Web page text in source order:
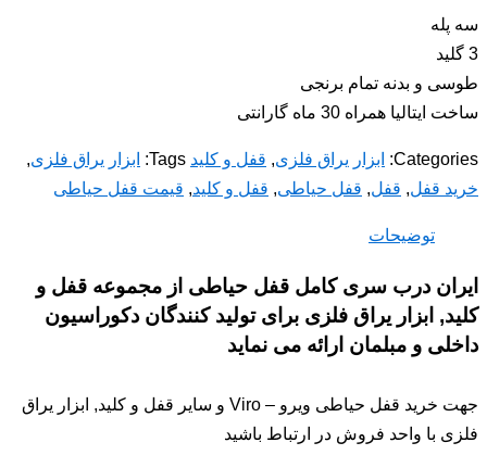
سه پله
3 گلید
طوسی و بدنه تمام برنجی
ساخت ایتالیا همراه 30 ماه گارانتی
Categories: ابزار یراق فلزی, قفل و کلید Tags: ابزار یراق فلزی,
خرید قفل, قفل, قفل حیاطی, قفل و کلید, قیمت قفل حیاطی
توضیحات
ایران درب سری کامل قفل حیاطی از مجموعه قفل و
کلید, ابزار یراق فلزی برای تولید کنندگان دکوراسیون
داخلی و مبلمان ارائه می نماید
جهت خرید قفل حیاطی ویرو – Viro و سایر قفل و کلید, ابزار یراق
فلزی با واحد فروش در ارتباط باشید